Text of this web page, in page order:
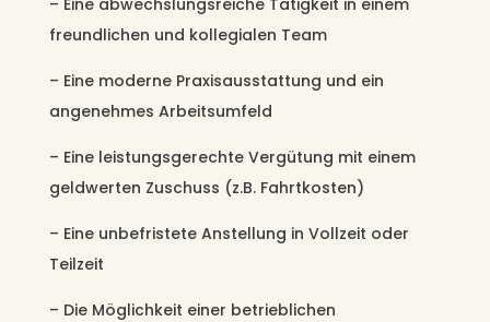
– Eine abwechslungsreiche Tätigkeit in einem
freundlichen und kollegialen Team
– Eine moderne Praxisausstattung und ein
angenehmes Arbeitsumfeld
– Eine leistungsgerechte Vergütung mit einem
geldwerten Zuschuss (z.B. Fahrtkosten)
– Eine unbefristete Anstellung in Vollzeit oder
Teilzeit
– Die Möglichkeit einer betrieblichen